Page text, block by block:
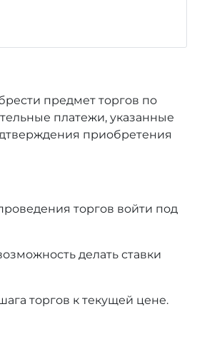
предмет торгов по
платежи, указанные
приобретения
торгов войти под
делать ставки
торгов к текущей цене.